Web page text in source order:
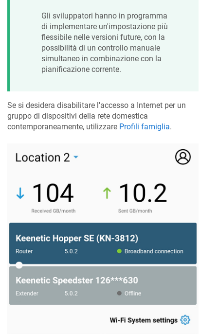
Gli sviluppatori hanno in programma
di implementare un'impostazione più
flessibile nelle versioni future, con la
possibilità di un controllo manuale
simultaneo in combinazione con la
pianificazione corrente.
Se si desidera disabilitare l'accesso a Internet per un
gruppo di dispositivi della rete domestica
contemporaneamente, utilizzare Profili famiglia.